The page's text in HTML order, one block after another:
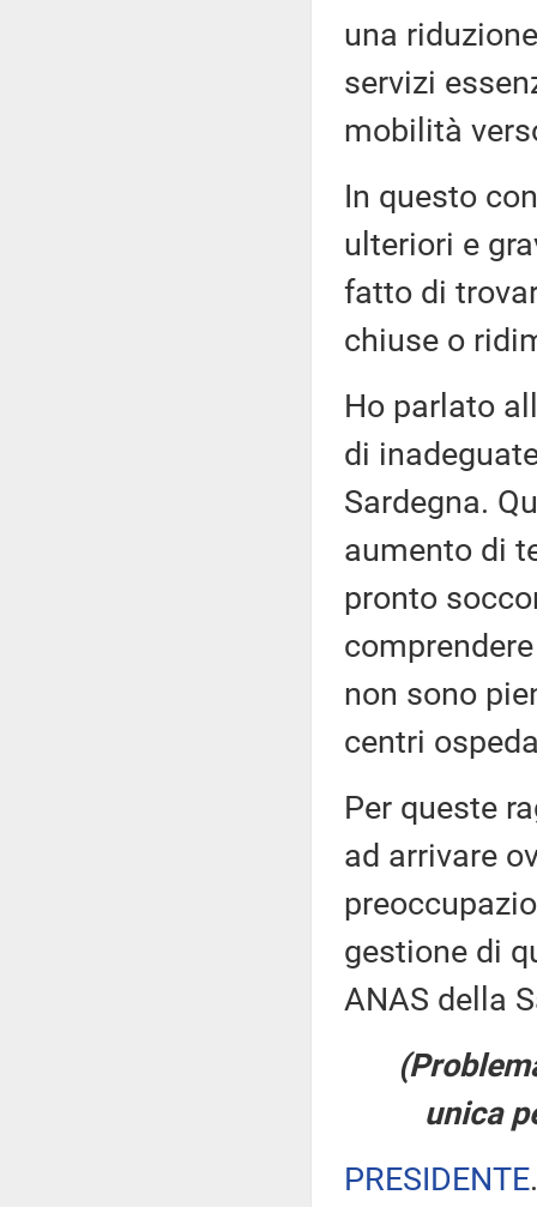
una
servizi
mobilità
In questo
ulteriori e
fatto di
chiuse o
Ho parlato
di
Sardegna.
aumento di
pronto
non sono
centri
Per queste
ad arrivare
gestione di
ANAS della
unica
PRESIDENTE